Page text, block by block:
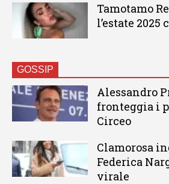
Tamotamo
l’estate 2025
GOSSIP
Alessandro
fronteggia i
Circeo
Clamorosa
Federica
virale